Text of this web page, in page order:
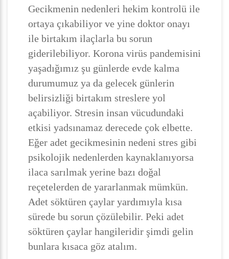
Gecikmenin nedenleri hekim kontrolü ile
ortaya çıkabiliyor ve yine doktor onayı
ile birtakım ilaçlarla bu sorun
giderilebiliyor. Korona virüs pandemisini
yaşadığımız şu günlerde evde kalma
durumumuz ya da gelecek günlerin
belirsizliği birtakım streslere yol
açabiliyor. Stresin insan vücudundaki
etkisi yadsınamaz derecede çok elbette.
Eğer adet gecikmesinin nedeni stres gibi
psikolojik nedenlerden kaynaklanıyorsa
ilaca sarılmak yerine bazı doğal
reçetelerden de yararlanmak mümkün.
Adet söktüren çaylar yardımıyla kısa
sürede bu sorun çözülebilir. Peki adet
söktüren çaylar hangileridir şimdi gelin
bunlara kısaca göz atalım.